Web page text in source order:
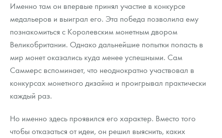
Именно там он впервые принял участие в конкурсе
медальеров и выиграл его. Эта победа позволила ему
познакомиться с Королевским монетным двором
Великобритании. Однако дальнейшие попытки попасть в
мир монет оказались куда менее успешными. Сам
Саммерс вспоминает, что неоднократно участвовал в
конкурсах монетного дизайна и проигрывал практически
каждый раз.
Но именно здесь проявился его характер. Вместо того
чтобы отказаться от идеи, он решил выяснить, каких